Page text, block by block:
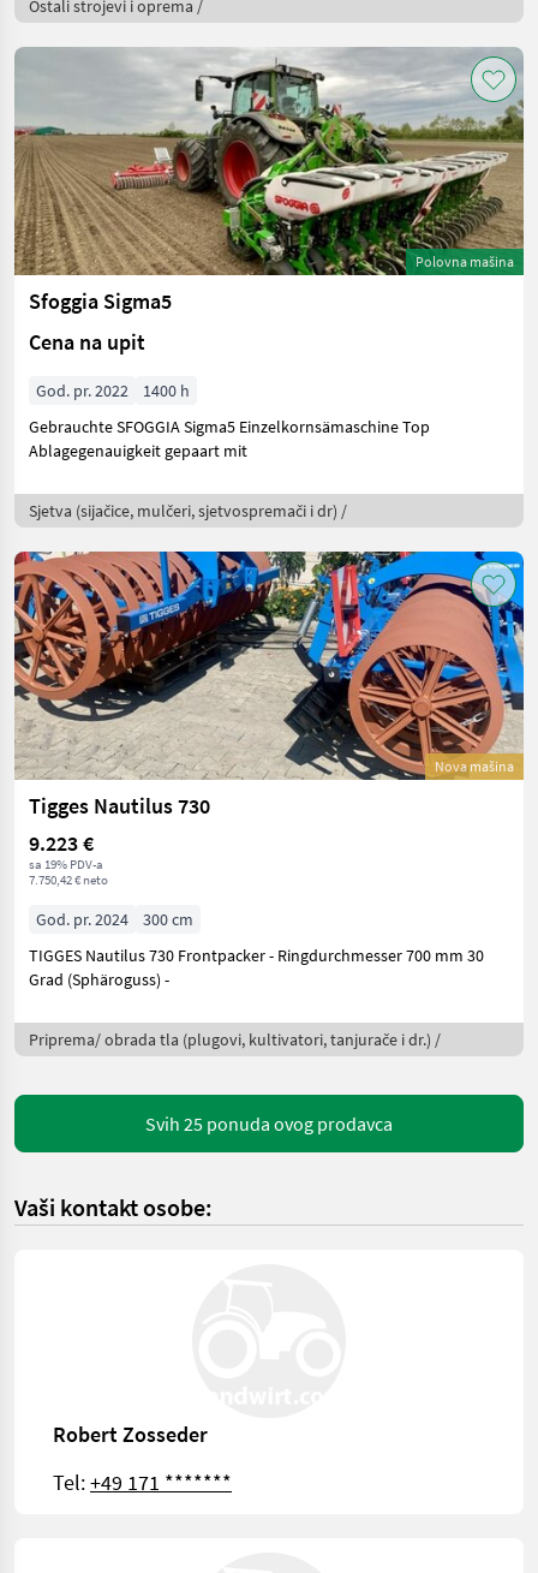
Ostali strojevi i oprema /
Polovna mašina
Sfoggia Sigma5
Cena na upit
God. pr. 2022
1400 h
Gebrauchte SFOGGIA Sigma5 Einzelkornsämaschine Top
Ablagegenauigkeit gepaart mit
Sjetva (sijačice, mulčeri, sjetvospremači i dr) /
Nova mašina
Tigges Nautilus 730
9.223 €
sa 19% PDV-a
7.750,42 € neto
God. pr. 2024
300 cm
TIGGES Nautilus 730 Frontpacker - Ringdurchmesser 700 mm 30
Grad (Sphäroguss) -
Priprema/ obrada tla (plugovi, kultivatori, tanjurače i dr.) /
Svih 25 ponuda ovog prodavca
Vaši kontakt osobe:
Robert Zosseder
Tel:+49 171 *******